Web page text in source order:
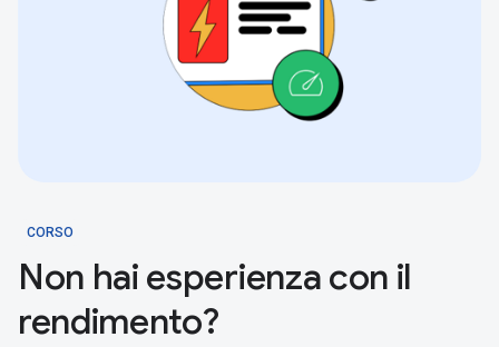
CORSO
Non hai esperienza con il
rendimento?